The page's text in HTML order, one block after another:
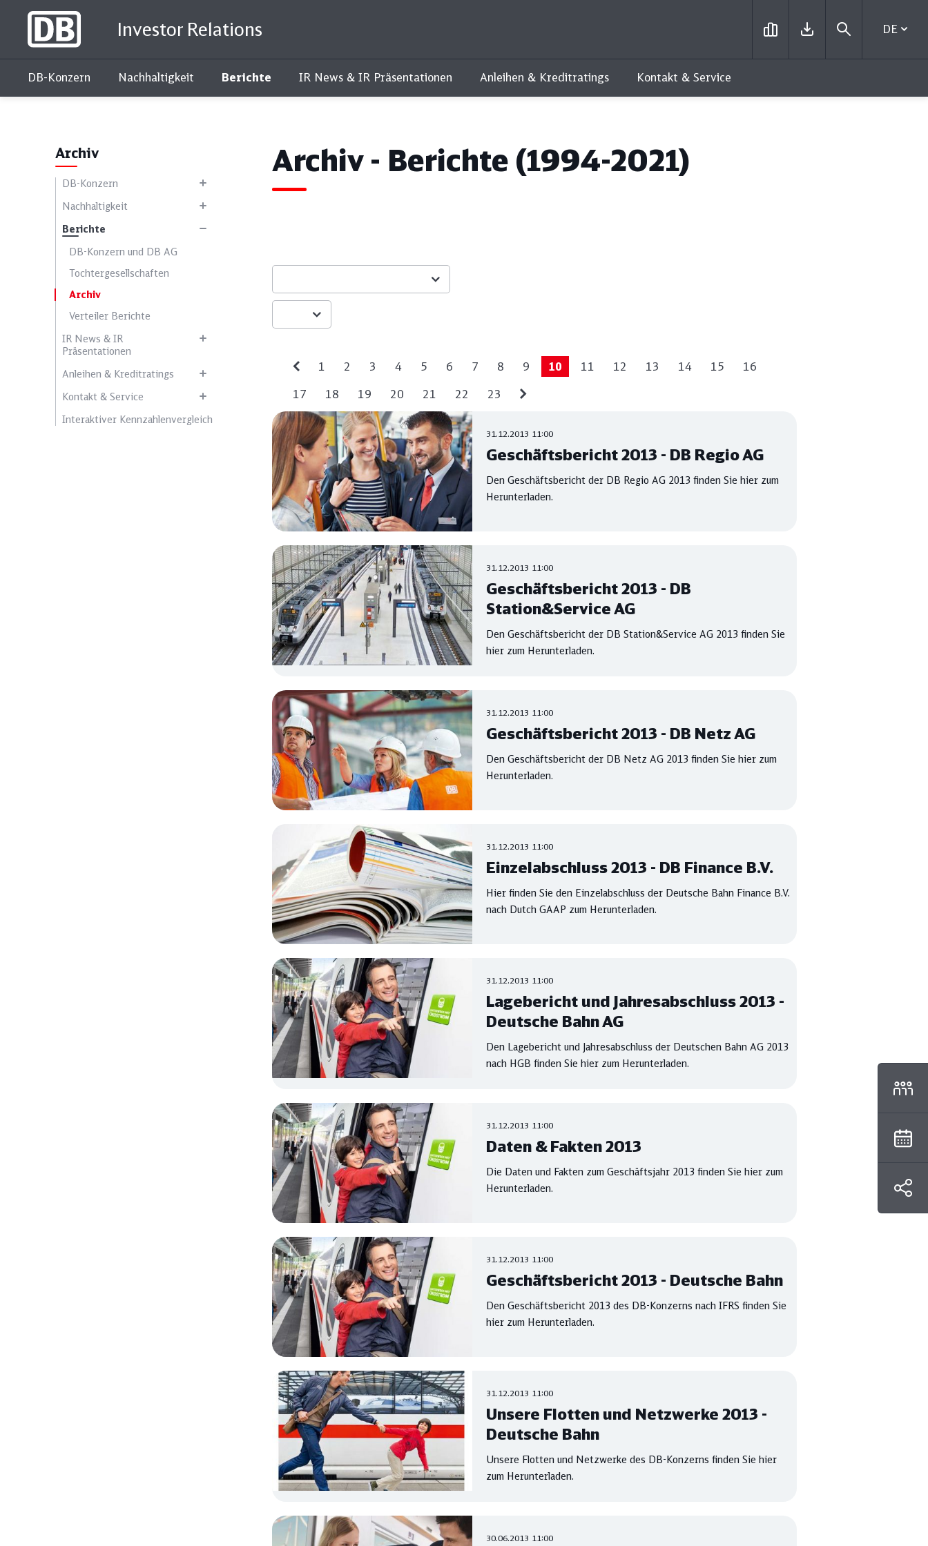
Investor Relations
DB-Konzern Nachhaltigkeit Berichte IR News & IR Präsentationen Anleihen & Kreditratings Kontakt & Service
DE
Archiv
DB-Konzern
Nachhaltigkeit
Berichte
DB-Konzern und DB AG
Toch­ter­ge­sell­schaf­ten
Archiv
Verteiler Berichte
IR News & IR
Präsentationen
Anleihen & Kreditratings
Kontakt & Service
Interaktiver Kennzahlenvergleich
Archiv - Berichte (1994-2021)
1 2 3 4 5 6 7 8 9 10 11 12 13 14 15
16
17
18 19 20 21 22 23
31.12.2013 11:00
Geschäftsbericht 2013 - DB Regio AG
Den Geschäftsbericht der DB Regio AG 2013 finden Sie hier zum
Herunterladen.
31.12.2013 11:00
Geschäftsbericht 2013 - DB
Station&Service AG
Den Geschäftsbericht der DB Station&Service AG 2013 finden Sie
hier zum Herunterladen.
31.12.2013 11:00
Geschäftsbericht 2013 - DB Netz AG
Den Geschäftsbericht der DB Netz AG 2013 finden Sie hier zum
Herunterladen.
31.12.2013 11:00
Einzelabschluss 2013 - DB Finance B.V.
Hier finden Sie den Einzelabschluss der Deutsche Bahn Finance B.V.
nach Dutch GAAP zum Herunterladen.
31.12.2013 11:00
Lagebericht und Jahresabschluss 2013 -
Deutsche Bahn AG
Den Lagebericht und Jahresabschluss der Deutschen Bahn AG 2013
nach HGB finden Sie hier zum Herunterladen.
31.12.2013 11:00
Daten & Fakten 2013
Die Daten und Fakten zum Geschäftsjahr 2013 finden Sie hier zum
Herunterladen.
31.12.2013 11:00
Geschäftsbericht 2013 - Deutsche Bahn
Den Geschäftsbericht 2013 des DB-Konzerns nach IFRS finden Sie
hier zum Herunterladen.
31.12.2013 11:00
Unsere Flotten und Netzwerke 2013 -
Deutsche Bahn
Unsere Flotten und Netzwerke des DB-Konzerns finden Sie hier
zum Herunterladen.
30.06.2013 11:00